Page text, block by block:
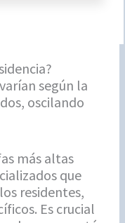
según la
oscilando
más altas
que
residentes,
Es crucial